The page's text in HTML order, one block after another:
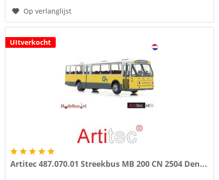
Op verlanglijst
UItverkocht
Artitec 487.070.01 Streekbus MB 200 CN 2504 Den...